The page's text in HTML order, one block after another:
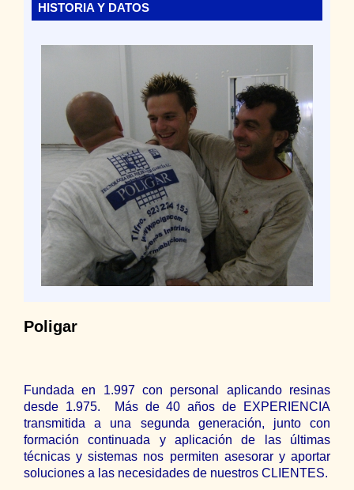
HISTORIA Y DATOS
Poligar
Fundada en 1.997 con personal aplicando resinas
desde 1.975.
Más de 40 años de EXPERIENCIA
transmitida a una segunda generación, junto con
formación continuada y aplicación de las últimas
técnicas y sistemas nos permiten asesorar y aportar
soluciones a las necesidades de nuestros CLIENTES.